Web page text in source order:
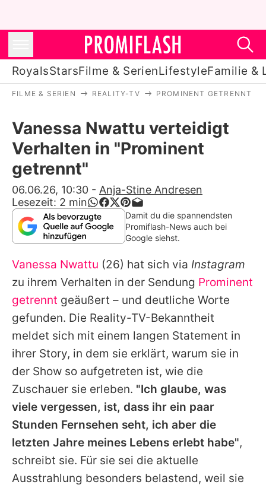
RoyalsStarsFilme & SerienLifestyleFamilie &
Stars
Filme & Serien
Lifestyle
Familie & Liebe
Promiflash Exklusiv
Alle Themen auf Promiflash
Jobs
App runterladen
Team
Redaktionelle Richtlinien
Impressum
Datenschutzerklärung
Utiq verwalten
FILME & SERIEN REALITY-TV PROMINENT GETRENNT
Vanessa Nwattu verteidigt
Verhalten in "Prominent
getrennt"
06.06.26, 10:30 - Anja-Stine Andresen
Lesezeit: 2 min
Damit du die spannendsten
Promiflash-News auch bei
Google siehst.
Vanessa Nwattu (26) hat sich via Instagram
zu ihrem Verhalten in der Sendung Prominent
getrennt geäußert – und deutliche Worte
gefunden. Die Reality-TV-Bekanntheit
meldet sich mit einem langen Statement in
ihrer Story, in dem sie erklärt, warum sie in
der Show so aufgetreten ist, wie die
Zuschauer sie erleben. "Ich glaube, was
viele vergessen, ist, dass ihr ein paar
Stunden Fernsehen seht, ich aber die
letzten Jahre meines Lebens erlebt habe",
schreibt sie. Für sie sei die aktuelle
Ausstrahlung besonders belastend, weil sie